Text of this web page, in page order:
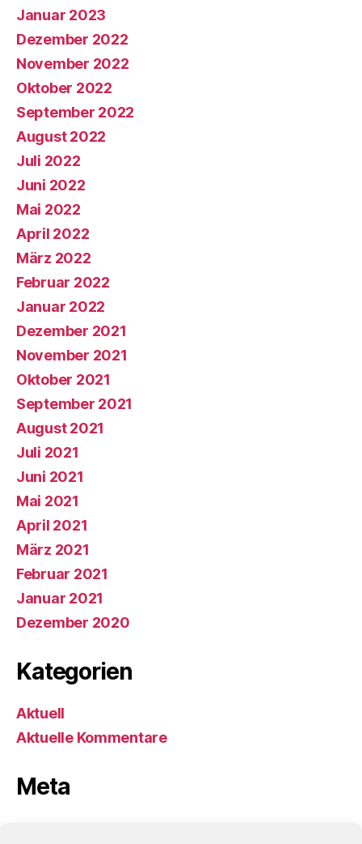
Januar 2023
Dezember 2022
November 2022
Oktober 2022
September 2022
August 2022
Juli 2022
Juni 2022
Mai 2022
April 2022
März 2022
Februar 2022
Januar 2022
Dezember 2021
November 2021
Oktober 2021
September 2021
August 2021
Juli 2021
Juni 2021
Mai 2021
April 2021
März 2021
Februar 2021
Januar 2021
Dezember 2020
Kategorien
Aktuell
Aktuelle Kommentare
Meta